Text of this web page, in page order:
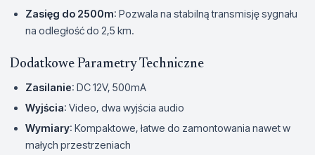
Zasięg do 2500m: Pozwala na stabilną transmisję sygnału
na odległość do 2,5 km.
Dodatkowe Parametry Techniczne
Zasilanie: DC 12V, 500mA
Wyjścia: Video, dwa wyjścia audio
Wymiary: Kompaktowe, łatwe do zamontowania nawet w
małych przestrzeniach